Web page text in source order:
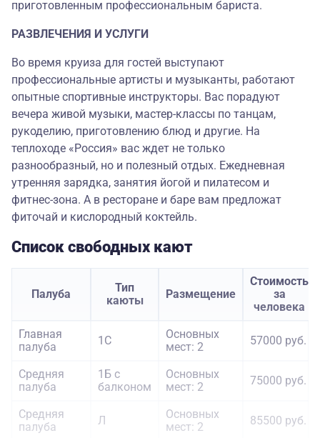
приготовленным профессиональным бариста.
РАЗВЛЕЧЕНИЯ И УСЛУГИ
Во время круиза для гостей выступают
профессиональные артисты и музыканты, работают
опытные спортивные инструкторы. Вас порадуют
вечера живой музыки, мастер-классы по танцам,
рукоделию, приготовлению блюд и другие. На
теплоходе «Россия» вас ждет не только
разнообразный, но и полезный отдых. Ежедневная
утренняя зарядка, занятия йогой и пилатесом и
фитнес-зона. А в ресторане и баре вам предложат
фиточай и кислородный коктейль.
Список свободных кают
Палуба
Тип
каюты
Размещение
Стоимость
за
человека
Главная
палуба
1С
Основных
мест: 2
57000 руб.
Средняя
палуба
1Б с
балконом
Основных
мест: 2
75000 руб.
Средняя
палуба
Л
Основных
мест: 2
85500 руб.